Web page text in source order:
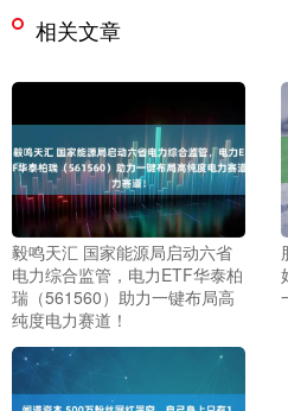
相关文章
毅鸣天汇 国家能源局启动六省
电力综合监管，电力ETF华泰柏
瑞（561560）助力一键布局高
纯度电力赛道！